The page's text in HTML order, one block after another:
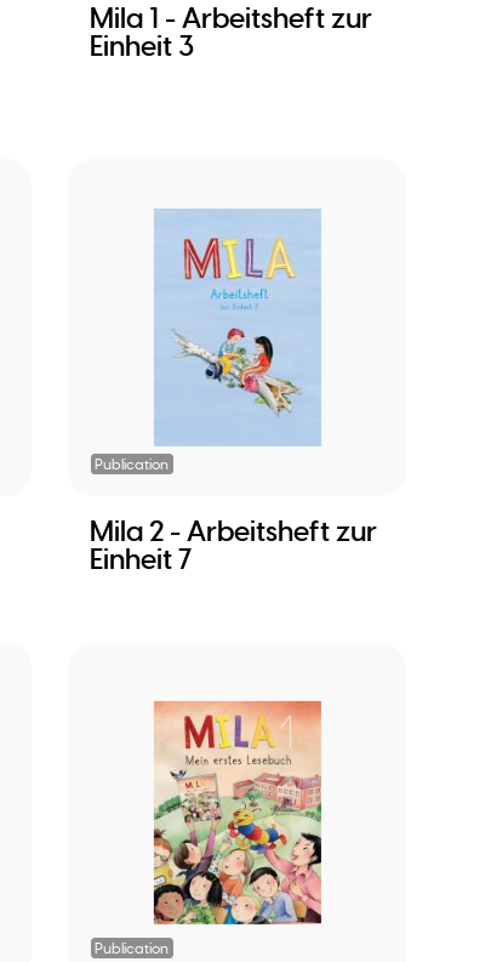
Mila 1 - Arbeitsheft zur
Einheit 3
Publication
Mila 2 - Arbeitsheft zur
Einheit 7
Publication